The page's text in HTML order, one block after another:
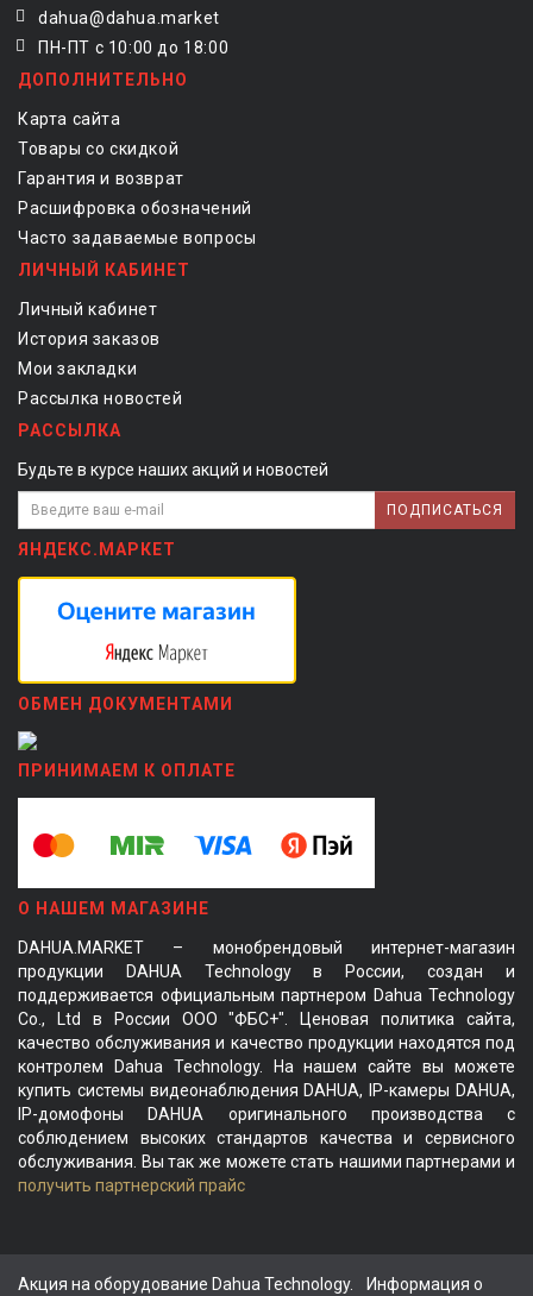
dahua@dahua.market
ПН-ПТ с 10:00 до 18:00
ДОПОЛНИТЕЛЬНО
Карта сайта
Товары со скидкой
Гарантия и возврат
Расшифровка обозначений
Часто задаваемые вопросы
ЛИЧНЫЙ КАБИНЕТ
Личный кабинет
История заказов
Мои закладки
Рассылка новостей
РАССЫЛКА
Будьте в курсе наших акций и новостей
ПОДПИСАТЬСЯ
ЯНДЕКС.МАРКЕТ
ОБМЕН ДОКУМЕНТАМИ
ПРИНИМАЕМ К ОПЛАТЕ
О НАШЕМ МАГАЗИНЕ
DAHUA.MARKET – монобрендовый интернет-магазин
продукции DAHUA Technology в России, создан и
поддерживается официальным партнером Dahua Technology
Co., Ltd в России ООО "ФБС+". Ценовая политика сайта,
качество обслуживания и качество продукции находятся под
контролем Dahua Technology. На нашем сайте вы можете
купить системы видеонаблюдения DAHUA, IP-камеры DAHUA,
IP-домофоны DAHUA оригинального производства с
соблюдением высоких стандартов качества и сервисного
обслуживания. Вы так же можете стать нашими партнерами и
получить партнерский прайс
Акция на оборудование Dahua Technology. Информация о